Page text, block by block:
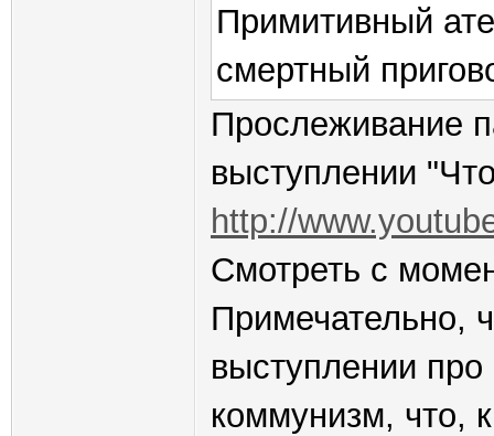
Примитивный
смертный
Прослеживание
выступлении
http://
Смотреть с
Примечательно,
выступлении
коммунизм, что,